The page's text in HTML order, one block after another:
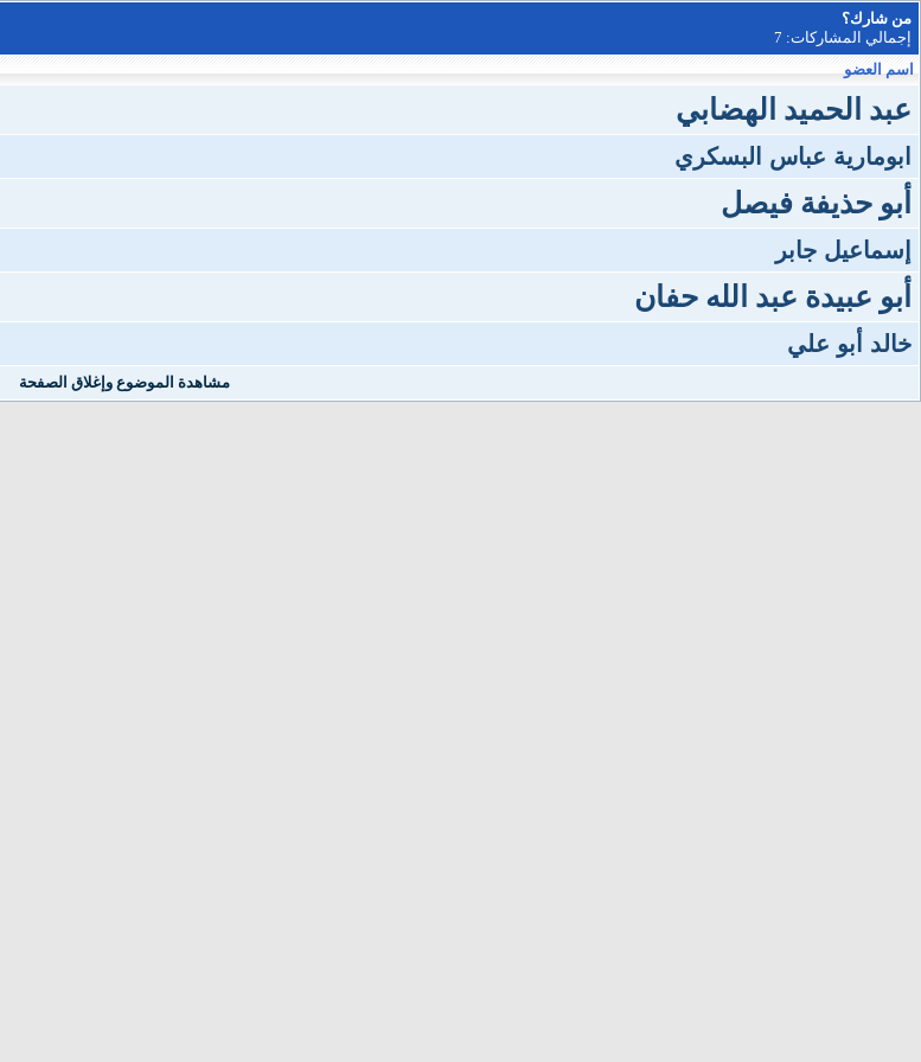
من شارك؟
إجمالي المشاركات: 7
اسم العضو
عبد الحميد الهضابي
ابومارية عباس البسكري
أبو حذيفة فيصل
إسماعيل جابر
أبو عبيدة عبد الله حفان
خالد أبو علي
مشاهدة الموضوع وإغلاق الصفحة